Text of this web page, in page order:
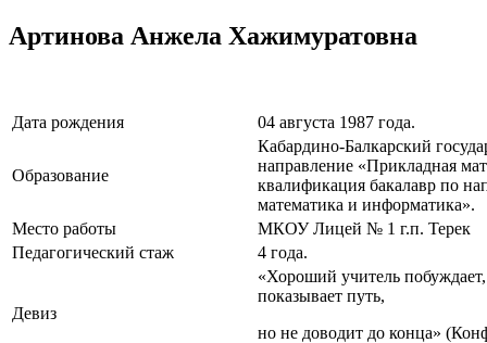
Артинова Анжела Хажимуратовна
Дата рождения 04 августа 1987 года.
Образование
Кабардино-Балкарский
направление «Прикладная
квалификация бакалавр по
математика и информатика».
Место работы
МКОУ Лицей № 1 г.п. Терек
Педагогический стаж
4 года.
Девиз
«Хороший учитель побуждает,
показывает путь,
но не доводит до конца»